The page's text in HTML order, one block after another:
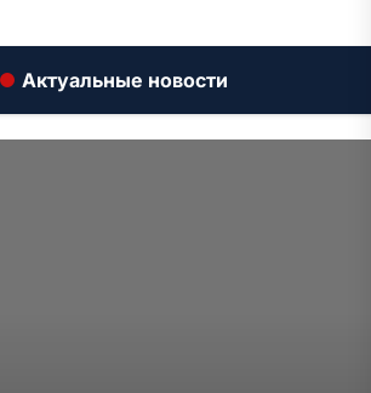
Актуальные новости